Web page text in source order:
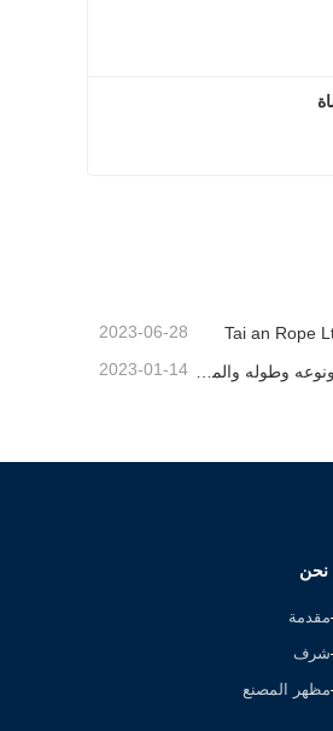
2023-06-28
2023-01-14
مقدمة
شرف
مظهر المصنع